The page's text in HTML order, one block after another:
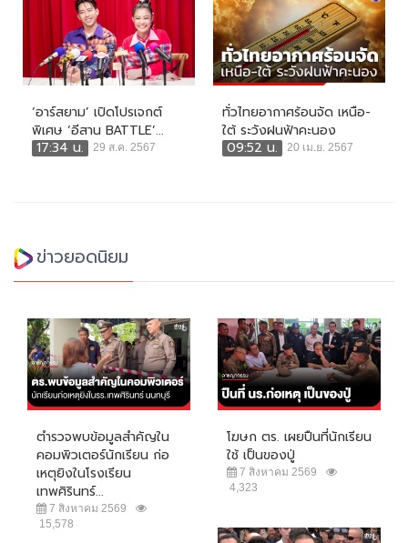
‘อาร์สยาม’ เปิดโปรเจกต์
พิเศษ ‘อีสาน BATTLE’...
17:34 น.
29 ส.ค. 2567
ทั่วไทยอากาศร้อนจัด เหนือ-
ใต้ ระวังฝนฟ้าคะนอง
09:52 น.
20 เม.ย. 2567
ข่าวยอดนิยม
ตำรวจพบข้อมูลสำคัญใน
คอมพิวเตอร์นักเรียน ก่อ
เหตุยิงในโรงเรียน
เทพศิรินทร์...
7 สิงหาคม 2569
15,578
โฆษก ตร. เผยปืนที่นักเรียน
ใช้ เป็นของปู่
7 สิงหาคม 2569
4,323